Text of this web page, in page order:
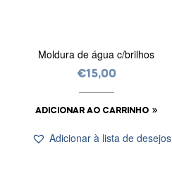
Moldura de água c/brilhos
€15,00
ADICIONAR AO CARRINHO
Adicionar à lista de desejos